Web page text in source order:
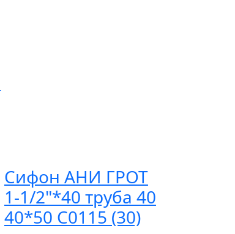
Сифон АНИ ГРОТ
1-1/2"*40 труба 40
40*50 С0115 (30)